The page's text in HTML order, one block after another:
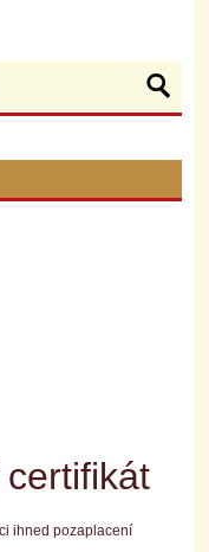
ihned pozaplacení